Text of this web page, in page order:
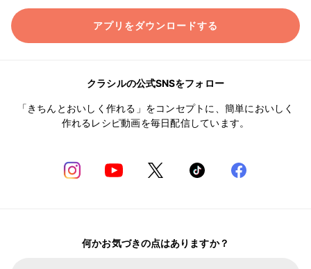
アプリをダウンロードする
クラシルの公式SNSをフォロー
「きちんとおいしく作れる」をコンセプトに、簡単においしく
作れるレシピ動画を毎日配信しています。
何かお気づきの点はありますか？